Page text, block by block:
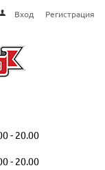
Вход Регистрация
- 20.00
- 20.00